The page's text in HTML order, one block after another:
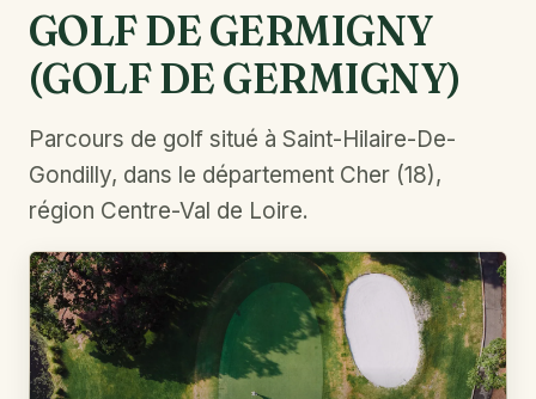
GOLF DE GERMIGNY
(GOLF DE GERMIGNY)
Parcours de golf situé à Saint-Hilaire-De-
Gondilly, dans le département Cher (18),
région Centre-Val de Loire.